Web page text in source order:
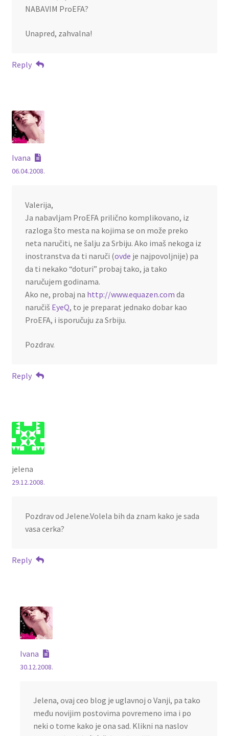
NABAVIM ProEFA?
Unapred, zahvalna!
Reply
Ivana
06.04.2008.
Valerija,
Ja nabavljam ProEFA prilično komplikovano, iz
razloga što mesta na kojima se on može preko
neta naručiti, ne šalju za Srbiju. Ako imaš nekoga iz
inostranstva da ti naruči (ovde je najpovoljnije) pa
da ti nekako “doturi” probaj tako, ja tako
naručujem godinama.
Ako ne, probaj na http://www.equazen.com da
naručiš EyeQ, to je preparat jednako dobar kao
ProEFA, i isporučuju za Srbiju.
Pozdrav.
Reply
jelena
29.12.2008.
Pozdrav od Jelene.Volela bih da znam kako je sada
vasa cerka?
Reply
Ivana
30.12.2008.
Jelena, ovaj ceo blog je uglavnoj o Vanji, pa tako
među novijim postovima povremeno ima i po
neki o tome kako je ona sad. Klikni na naslov